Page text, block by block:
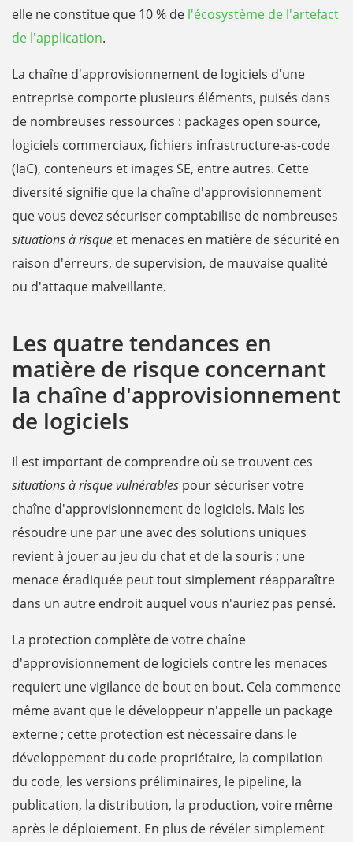
elle ne constitue que 10 % de l'écosystème de l'artefact
de l'application.
La chaîne d'approvisionnement de logiciels d'une
entreprise comporte plusieurs éléments, puisés dans
de nombreuses ressources : packages open source,
logiciels commerciaux, fichiers infrastructure-as-code
(IaC), conteneurs et images SE, entre autres. Cette
diversité signifie que la chaîne d'approvisionnement
que vous devez sécuriser comptabilise de nombreuses
situations à risque et menaces en matière de sécurité en
raison d'erreurs, de supervision, de mauvaise qualité
ou d'attaque malveillante.
Les quatre tendances en
matière de risque concernant
la chaîne d'approvisionnement
de logiciels
Il est important de comprendre où se trouvent ces
situations à risque vulnérables pour sécuriser votre
chaîne d'approvisionnement de logiciels. Mais les
résoudre une par une avec des solutions uniques
revient à jouer au jeu du chat et de la souris ; une
menace éradiquée peut tout simplement réapparaître
dans un autre endroit auquel vous n'auriez pas pensé.
La protection complète de votre chaîne
d'approvisionnement de logiciels contre les menaces
requiert une vigilance de bout en bout. Cela commence
même avant que le développeur n'appelle un package
externe ; cette protection est nécessaire dans le
développement du code propriétaire, la compilation
du code, les versions préliminaires, le pipeline, la
publication, la distribution, la production, voire même
après le déploiement. En plus de révéler simplement